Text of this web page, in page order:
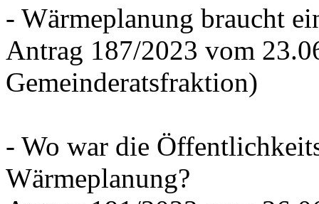
- Wärmeplanung braucht
Antrag 187/2023 vom
Gemeinderatsfraktion)
- Wo war die
Wärmeplanung?